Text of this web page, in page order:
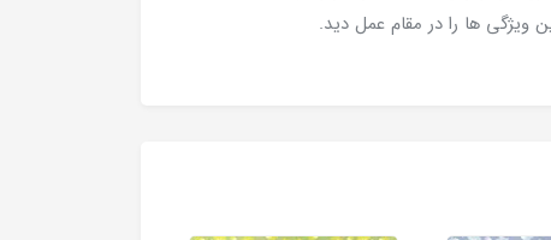
ویژگی ها را در مقام عمل دید.